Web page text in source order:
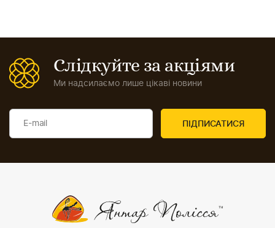
Слідкуйте за акціями
Ми надсилаємо лише цікаві новини